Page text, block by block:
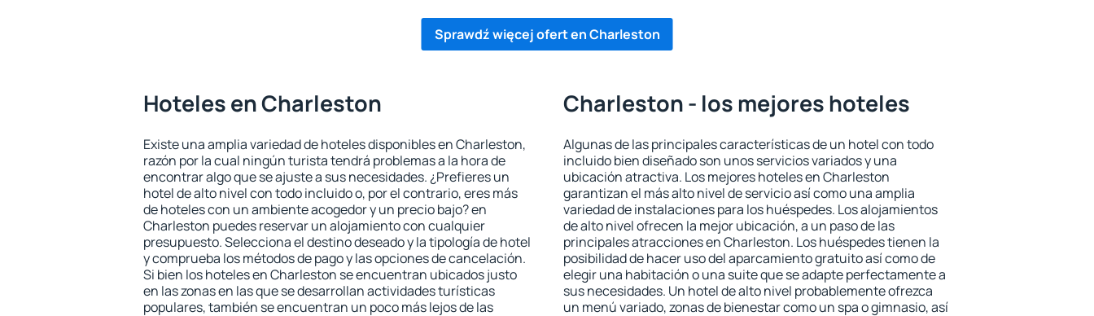
Sprawdź więcej ofert en Charleston
Hoteles en Charleston
Existe una amplia variedad de hoteles disponibles en Charleston,
razón por la cual ningún turista tendrá problemas a la hora de
encontrar algo que se ajuste a sus necesidades. ¿Prefieres un
hotel de alto nivel con todo incluido o, por el contrario, eres más
de hoteles con un ambiente acogedor y un precio bajo? en
Charleston puedes reservar un alojamiento con cualquier
presupuesto. Selecciona el destino deseado y la tipología de hotel
y comprueba los métodos de pago y las opciones de cancelación.
Si bien los hoteles en Charleston se encuentran ubicados justo
en las zonas en las que se desarrollan actividades turísticas
populares, también se encuentran un poco más lejos de las
Charleston - los mejores hoteles
Algunas de las principales características de un hotel con todo
incluido bien diseñado son unos servicios variados y una
ubicación atractiva. Los mejores hoteles en Charleston
garantizan el más alto nivel de servicio así como una amplia
variedad de instalaciones para los huéspedes. Los alojamientos
de alto nivel ofrecen la mejor ubicación, a un paso de las
principales atracciones en Charleston. Los huéspedes tienen la
posibilidad de hacer uso del aparcamiento gratuito así como de
elegir una habitación o una suite que se adapte perfectamente a
sus necesidades. Un hotel de alto nivel probablemente ofrezca
un menú variado, zonas de bienestar como un spa o gimnasio, así